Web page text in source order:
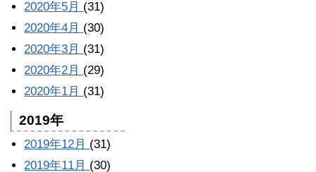
2020年5月 (31)
2020年4月 (30)
2020年3月 (31)
2020年2月 (29)
2020年1月 (31)
2019年
2019年12月 (31)
2019年11月 (30)